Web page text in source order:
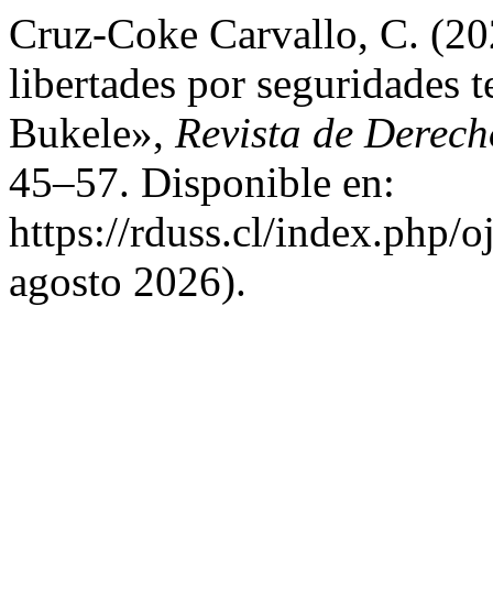
Cruz-Coke Carvallo, C.
libertades por seguridades
Bukele», Revista de
45–57. Disponible en:
https://rduss.cl/index.php/
agosto 2026).